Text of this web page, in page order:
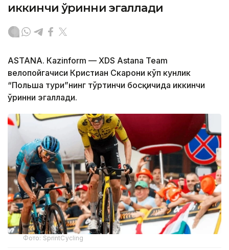
иккинчи ўринни эгаллади
ASTANА. Кazinform — XDS Astana Team
велопойгачиси Кристиан Скарони кўп кунлик
“Польша тури”нинг тўртинчи босқичида иккинчи
ўринни эгаллади.
Фото: SprintCycling